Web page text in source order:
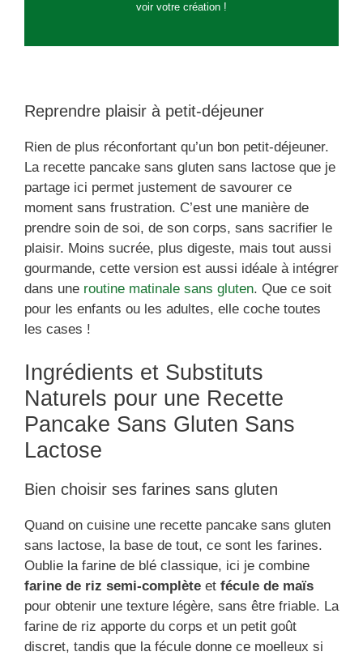
voir votre création !
Reprendre plaisir à petit-déjeuner
Rien de plus réconfortant qu’un bon petit-déjeuner.
La recette pancake sans gluten sans lactose que je
partage ici permet justement de savourer ce
moment sans frustration. C’est une manière de
prendre soin de soi, de son corps, sans sacrifier le
plaisir. Moins sucrée, plus digeste, mais tout aussi
gourmande, cette version est aussi idéale à intégrer
dans une routine matinale sans gluten. Que ce soit
pour les enfants ou les adultes, elle coche toutes
les cases !
Ingrédients et Substituts
Naturels pour une Recette
Pancake Sans Gluten Sans
Lactose
Bien choisir ses farines sans gluten
Quand on cuisine une recette pancake sans gluten
sans lactose, la base de tout, ce sont les farines.
Oublie la farine de blé classique, ici je combine
farine de riz semi-complète et fécule de maïs
pour obtenir une texture légère, sans être friable. La
farine de riz apporte du corps et un petit goût
discret, tandis que la fécule donne ce moelleux si